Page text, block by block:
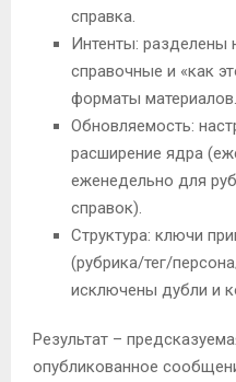
справка.
Интенты: разделены
справочные и «как
форматы материалов.
Обновляемость:
расширение ядра
еженедельно для
справок).
Структура: ключи
(рубрика/тег/
исключены дубли и
Результат –
опубликованное